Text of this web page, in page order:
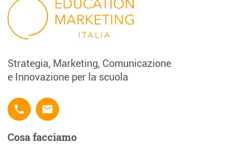
Strategia, Marketing, Comunicazione
e Innovazione per la scuola
phone email
Cosa facciamo